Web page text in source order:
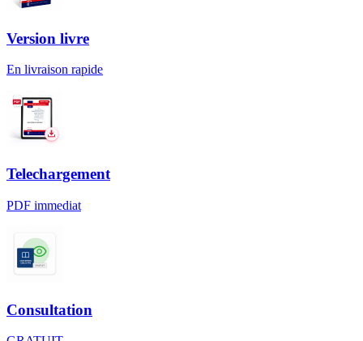
Version livre
En livraison rapide
Telechargement
PDF immediat
Consultation